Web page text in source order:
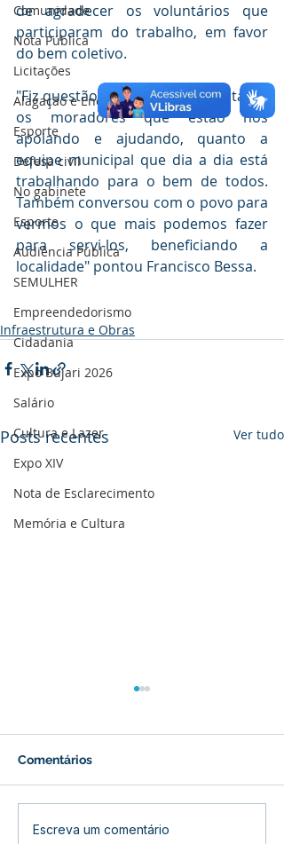
Comunidade
Nota Pública
Licitações
Alagação e Enchente
Esporte
Defesa civil
No gabinete
Esporte
Audiência Pública
SEMULHER
Empreendedorismo
Cidadania
Expo Bujari 2026
Salário
Cultura e Lazer
Expo XIV
Nota de Esclarecimento
Memória e Cultura
de agradecer os voluntários que
participaram do trabalho, em favor
do bem coletivo.
"Fiz questão de vir e agradecer tanto
os moradores que estão nos
apoiando e ajudando, quanto a
equipe municipal que dia a dia está
trabalhando para o bem de todos.
Também conversou com o povo para
vermos o que mais podemos fazer
para servi-los, beneficiando a
localidade" pontou Francisco Bessa.
Infraestrutura e Obras
Posts recentes Ver tudo
Prefeitura inicia
Comentários
Escreva um comentário